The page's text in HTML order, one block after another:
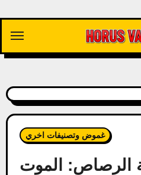
content
غموض وتصنيفات اخري
الرصاص: الموت